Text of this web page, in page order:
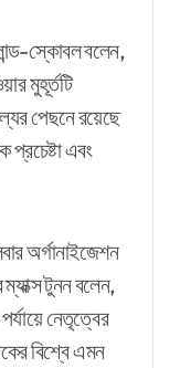
স্কোবল বলেন,
মুহূর্তটি
পেছনে রয়েছে
এবং
অর্গানাইজেশন
টুনন বলেন,
নেতৃত্বের
বিশ্বে এমন